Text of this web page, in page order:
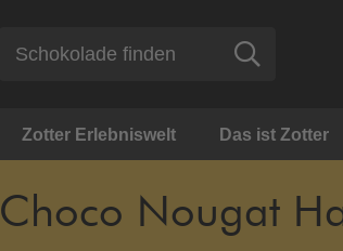
Zotter Erlebniswelt Das ist Zotter
Choco Nougat